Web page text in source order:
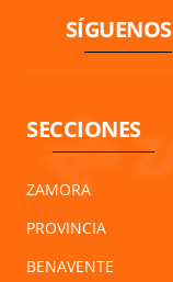
SÍGUENOS
SECCIONES
ZAMORA
PROVINCIA
BENAVENTE